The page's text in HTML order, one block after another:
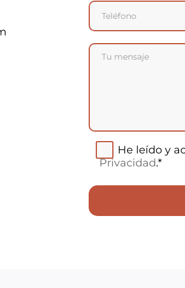
He leído y
Privacidad.*